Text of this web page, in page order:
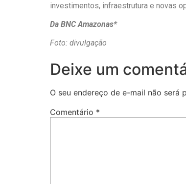
investimentos, infraestrutura e novas
Da BNC Amazonas*
Foto: divulgação
Deixe um
O seu endereço de e-mail não será
Comentário *